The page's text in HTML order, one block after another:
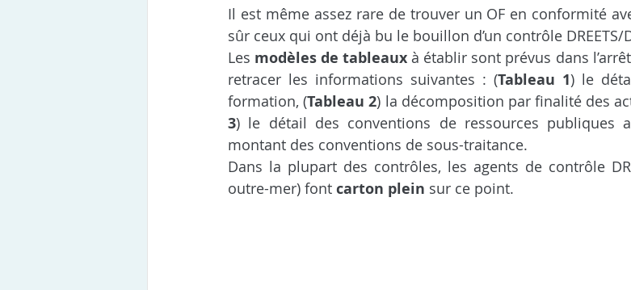
Il est même assez rare de trouver un OF en conformité
sûr ceux qui ont déjà bu le bouillon d’un contrôle DREETS/
Les modèles de tableaux à établir sont prévus dans
retracer les informations suivantes : (Tableau 1) le
formation, (Tableau 2) la décomposition par finalité des
3) le détail des conventions de ressources publiques
montant des conventions de sous-traitance.
Dans la plupart des contrôles, les agents de contrôle
outre-mer) font carton plein sur ce point.